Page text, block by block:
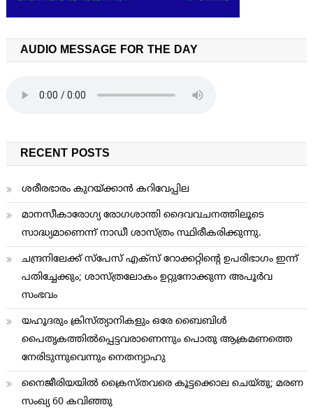
AUDIO MESSAGE FOR THE DAY
RECENT POSTS
ശരീരഭാരം കുറയ്ക്കാന്‍ കറിവേപ്പില
മാനസീകാരോഗ്യ രോഗശാന്തി ദൈവവചനത്തിലൂടെ
സാദ്ധ്യമാണെന്ന് നാഡീ ശാസ്ത്രം സ്ഥിരീകരിക്കുന്നു.
ചന്ദ്രനിലേക്ക് സ്പേസ് എക്സ് റോക്കറ്റിന്റെ ഉപരിഭാഗം ഇന്ന്
പതിച്ചേക്കും; ശാസ്ത്രലോകം ഉറ്റുനോക്കുന്ന അപൂർവ
സംഭവം
യഹൂദരും ക്രിസ്ത്യാനികളും ഒരേ ബൈബിള്‍
പൈതൃകത്തില്‍പ്പെട്ടവരാണെന്നും പൊതു ആക്രമണത്തെ
നേരിടുന്നുവെന്നും നെതന്യാഹു
നൈജീരിയയില്‍ ക്രൈസ്തവരെ കൂട്ടക്കൊല ചെയ്തു; മരണ
സംഖ്യ 60 കവിഞ്ഞു